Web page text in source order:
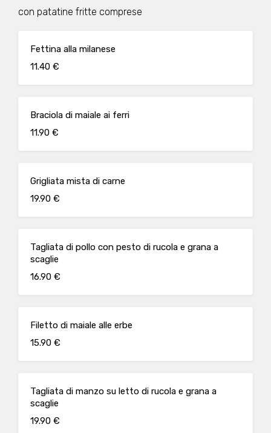
con patatine fritte comprese
Fettina alla milanese
11.40 €
Braciola di maiale ai ferri
11.90 €
Grigliata mista di carne
19.90 €
Tagliata di pollo con pesto di rucola e grana a
scaglie
16.90 €
Filetto di maiale alle erbe
15.90 €
Tagliata di manzo su letto di rucola e grana a
scaglie
19.90 €